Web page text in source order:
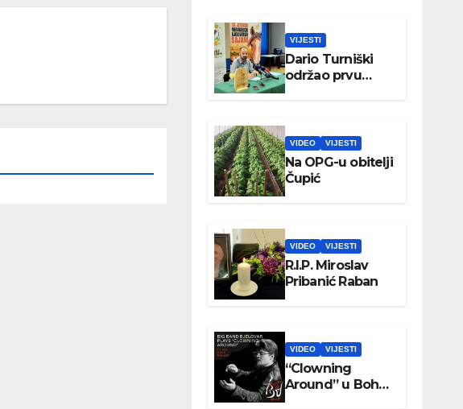
VIJESTI
Dario Turniški
održao prvu
konferenciju za
VIDEO VIJESTI
Na OPG-u obitelji
Čupić
VIDEO VIJESTI
R.I.P. Miroslav
Pribanić Raban
VIDEO VIJESTI
“Clowning
Around” u Boho
parku